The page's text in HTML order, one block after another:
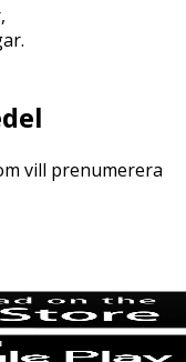
vill prenumerera